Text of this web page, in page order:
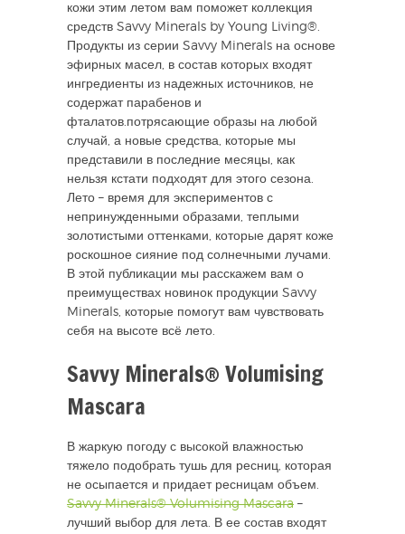
кожи этим летом вам поможет коллекция
средств Savvy Minerals by Young Living®.
Продукты из серии Savvy Minerals на основе
эфирных масел, в состав которых входят
ингредиенты из надежных источников, не
содержат парабенов и
фталатов.потрясающие образы на любой
случай, а новые средства, которые мы
представили в последние месяцы, как
нельзя кстати подходят для этого сезона.
Лето – время для экспериментов с
непринужденными образами, теплыми
золотистыми оттенками, которые дарят коже
роскошное сияние под солнечными лучами.
В этой публикации мы расскажем вам о
преимуществах новинок продукции Savvy
Minerals, которые помогут вам чувствовать
себя на высоте всё лето.
Savvy Minerals® Volumising
Mascara
В жаркую погоду с высокой влажностью
тяжело подобрать тушь для ресниц, которая
не осыпается и придает ресницам объем.
Savvy Minerals® Volumising Mascara –
лучший выбор для лета. В ее состав входят